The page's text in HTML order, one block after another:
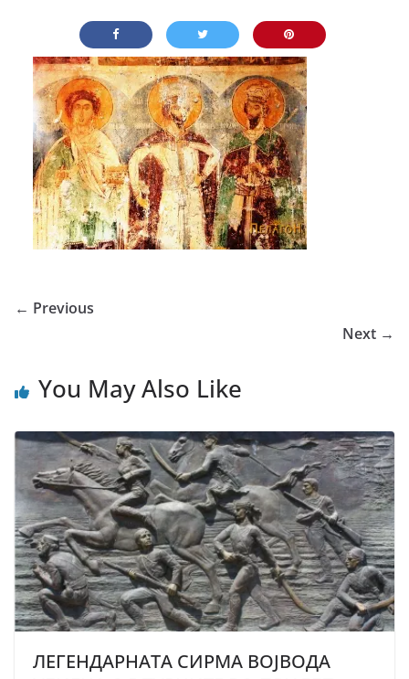
← Previous
Next →
You May Also Like
ЛЕГЕНДАРНАТА СИРМА ВОЈВОДА